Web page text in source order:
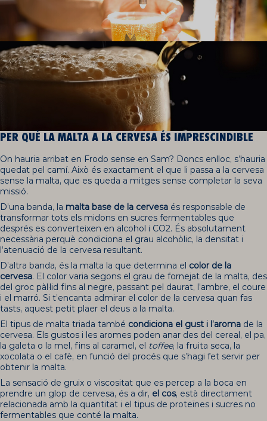
PER QUÈ LA MALTA A LA CERVESA ÉS IMPRESCINDIBLE
On hauria arribat en Frodo sense en Sam? Doncs enlloc, s’hauria
quedat pel camí. Això és exactament el que li passa a la cervesa
sense la malta, que es queda a mitges sense completar la seva
missió.
D’una banda, la malta base de la cervesa és responsable de
transformar tots els midons en sucres fermentables que
després es converteixen en alcohol i CO2. És absolutament
necessària perquè condiciona el grau alcohòlic, la densitat i
l’atenuació de la cervesa resultant.
D’altra banda, és la malta la que determina el color de la
cervesa. El color varia segons el grau de fornejat de la malta, des
del groc pàl·lid fins al negre, passant pel daurat, l’ambre, el coure
i el marró. Si t’encanta admirar el color de la cervesa quan fas
tasts, aquest petit plaer el deus a la malta.
El tipus de malta triada també condiciona el gust i l’aroma de la
cervesa. Els gustos i les aromes poden anar des del cereal, el pa,
la galeta o la mel, fins al caramel, el toffee, la fruita seca, la
xocolata o el cafè, en funció del procés que s’hagi fet servir per
obtenir la malta.
La sensació de gruix o viscositat que es percep a la boca en
prendre un glop de cervesa, és a dir, el cos, està directament
relacionada amb la quantitat i el tipus de proteïnes i sucres no
fermentables que conté la malta.